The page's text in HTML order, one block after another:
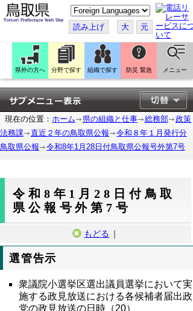
こ
の
ペ
ー
ジ
翻
訳
す
る
読み上げ 大 元
県外の方へ 分野で探す 組織で探す 防災 緊急 メニュー
現在の位置： ホーム 県の組織と仕事 総務部
政策
法務課
直近２年の鳥取県公報
令和８年１月発行分
鳥取県公報
令和8年1月28日付鳥取県公報号外第7号
令和8年1月28日付鳥取
県公報号外第7号
もどる ｜
選管告示
衆議院小選挙区選出議員選挙において実
施する政見放送における各候補者届出政
党の政 見放送の日時（20）